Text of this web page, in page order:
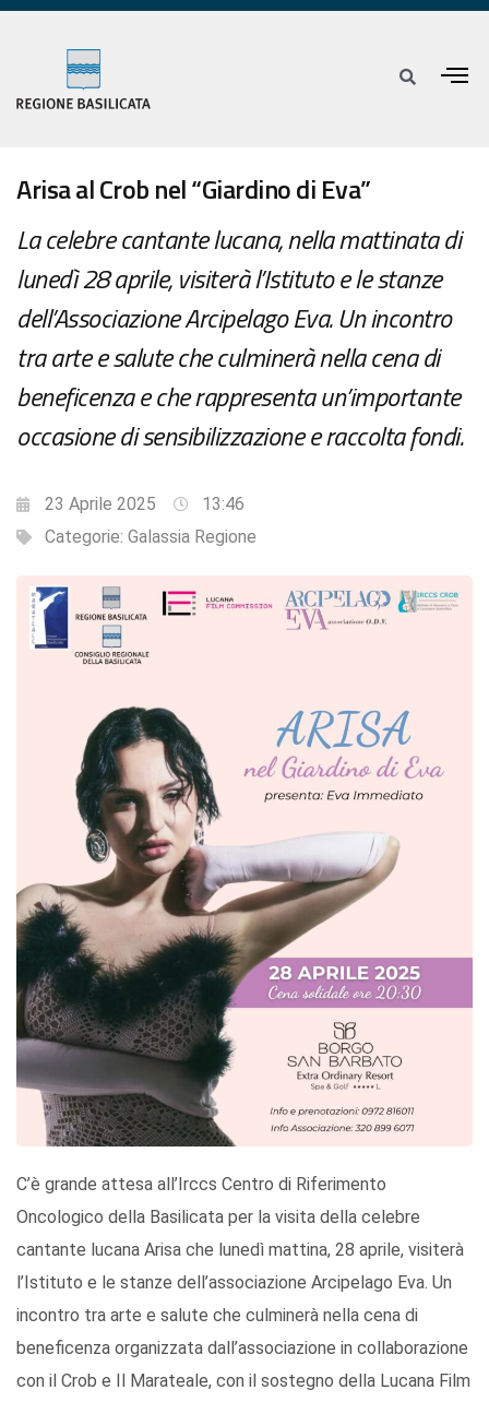
Arisa al Crob nel “Giardino di Eva”
La celebre cantante lucana, nella mattinata di
lunedì 28 aprile, visiterà l’Istituto e le stanze
dell’Associazione Arcipelago Eva. Un incontro
tra arte e salute che culminerà nella cena di
beneficenza e che rappresenta un’importante
occasione di sensibilizzazione e raccolta fondi.
23 Aprile 2025
13:46
Categorie: Galassia Regione
C’è grande attesa all’Irccs Centro di Riferimento
Oncologico della Basilicata per la visita della celebre
cantante lucana Arisa che lunedì mattina, 28 aprile, visiterà
l’Istituto e le stanze dell’associazione Arcipelago Eva. Un
incontro tra arte e salute che culminerà nella cena di
beneficenza organizzata dall’associazione in collaborazione
con il Crob e Il Marateale, con il sostegno della Lucana Film